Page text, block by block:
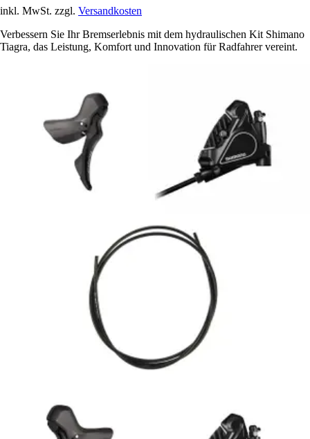
inkl. MwSt. zzgl. Versandkosten
Verbessern Sie Ihr Bremserlebnis mit dem hydraulischen Kit Shimano
Tiagra, das Leistung, Komfort und Innovation für Radfahrer vereint.